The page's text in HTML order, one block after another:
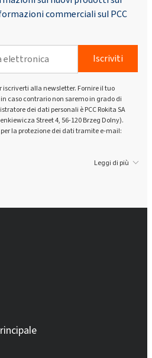
commerciali sul PCC
Iscriviti
alla newsletter. Fornire il tuo
caso contrario non saremo in grado di
dei dati personali è PCC Rokita SA
Street 4, 56-120 Brzeg Dolny).
la protezione dei dati tramite e-mail:
Leggi di più